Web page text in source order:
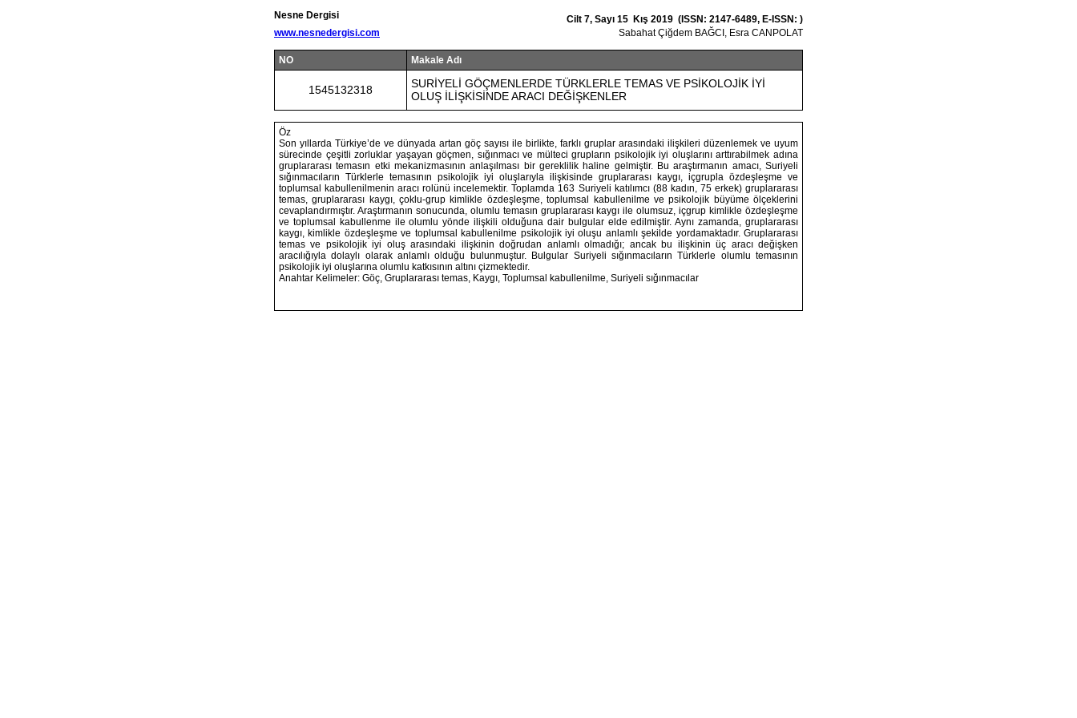
Nesne Dergisi
www.nesnedergisi.com
Cilt 7, Sayı 15 Kış 2019 (ISSN: 2147-6489, E-ISSN: )
Sabahat Çiğdem BAĞCI, Esra CANPOLAT
NO Makale Adı
1545132318
SURİYELİ GÖÇMENLERDE TÜRKLERLE TEMAS VE PSİKOLOJİK İYİ
OLUŞ İLİŞKİSİNDE ARACI DEĞİŞKENLER
Öz
Son yıllarda Türkiye’de ve dünyada artan göç sayısı ile birlikte, farklı gruplar arasındaki ilişkileri düzenlemek ve uyum
sürecinde çeşitli zorluklar yaşayan göçmen, sığınmacı ve mülteci grupların psikolojik iyi oluşlarını arttırabilmek adına
gruplararası temasın etki mekanizmasının anlaşılması bir gereklilik haline gelmiştir. Bu araştırmanın amacı, Suriyeli
sığınmacıların Türklerle temasının psikolojik iyi oluşlarıyla ilişkisinde gruplararası kaygı, içgrupla özdeşleşme ve
toplumsal kabullenilmenin aracı rolünü incelemektir. Toplamda 163 Suriyeli katılımcı (88 kadın, 75 erkek) gruplararası
temas, gruplararası kaygı, çoklu-grup kimlikle özdeşleşme, toplumsal kabullenilme ve psikolojik büyüme ölçeklerini
cevaplandırmıştır. Araştırmanın sonucunda, olumlu temasın gruplararası kaygı ile olumsuz, içgrup kimlikle özdeşleşme
ve toplumsal kabullenme ile olumlu yönde ilişkili olduğuna dair bulgular elde edilmiştir. Aynı zamanda, gruplararası
kaygı, kimlikle özdeşleşme ve toplumsal kabullenilme psikolojik iyi oluşu anlamlı şekilde yordamaktadır. Gruplararası
temas ve psikolojik iyi oluş arasındaki ilişkinin doğrudan anlamlı olmadığı; ancak bu ilişkinin üç aracı değişken
aracılığıyla dolaylı olarak anlamlı olduğu bulunmuştur. Bulgular Suriyeli sığınmacıların Türklerle olumlu temasının
psikolojik iyi oluşlarına olumlu katkısının altını çizmektedir.
Anahtar Kelimeler: Göç, Gruplararası temas, Kaygı, Toplumsal kabullenilme, Suriyeli sığınmacılar